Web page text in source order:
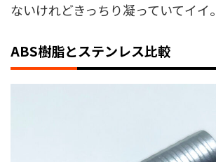
ないけれどきっちり凝っていてイイ。
ABS樹脂とステンレス比較